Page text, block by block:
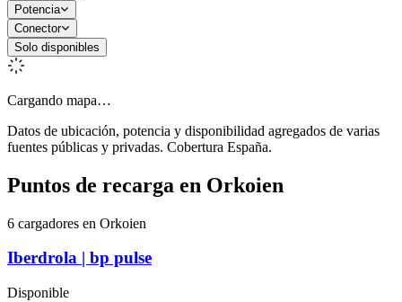
Potencia
Conector
Solo disponibles
Cargando mapa…
Datos de ubicación, potencia y disponibilidad agregados de varias
fuentes públicas y privadas. Cobertura España.
Puntos de recarga en Orkoien
6 cargadores en Orkoien
Iberdrola | bp pulse
Disponible